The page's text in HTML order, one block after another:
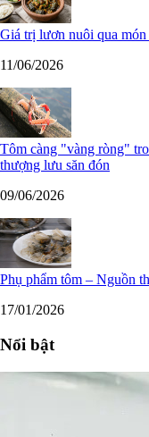
Giá trị lươn nuôi qua
11/06/2026
Tôm càng "vàng ròng"
thượng lưu săn đón
09/06/2026
Phụ phẩm tôm – Nguồn
17/01/2026
Nổi bật